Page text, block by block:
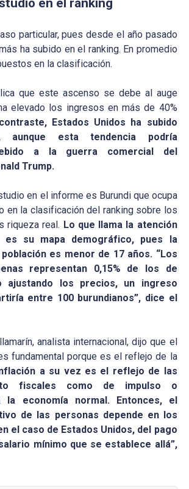
en el ranking
particular, pues desde el año pasado
ha subido en el ranking. En promedio
en la clasificación.
que este ascenso se debe al auge
elevado los ingresos en más de 40%
Estados Unidos ha subido
aunque esta tendencia podría
a la guerra comercial del
Trump.
en el informe es Burundi que ocupa
en la clasificación del ranking sobre los
riqueza real. Lo que llama la atención
su mapa demográfico, pues la
es menor de 17 años. “Los
representan 0,15% de los de
ajustando los precios, un ingreso
entre 100 burundianos”, dice el
analista internacional, dijo que el
fundamental porque es el reflejo de la
a su vez es el reflejo de las
fiscales como de impulso o
la economía normal. Entonces, el
de las personas depende en los
el caso de Estados Unidos, del pago
mínimo que se establece allá”,